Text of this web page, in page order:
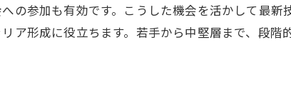
土木と建築の資格取得で異なる評価ポイント
福井県土木業界で求められる即戦力人材像
の参加も有効です。こうした機会を活かして最
ア形成に役立ちます。若手から中堅層まで、段